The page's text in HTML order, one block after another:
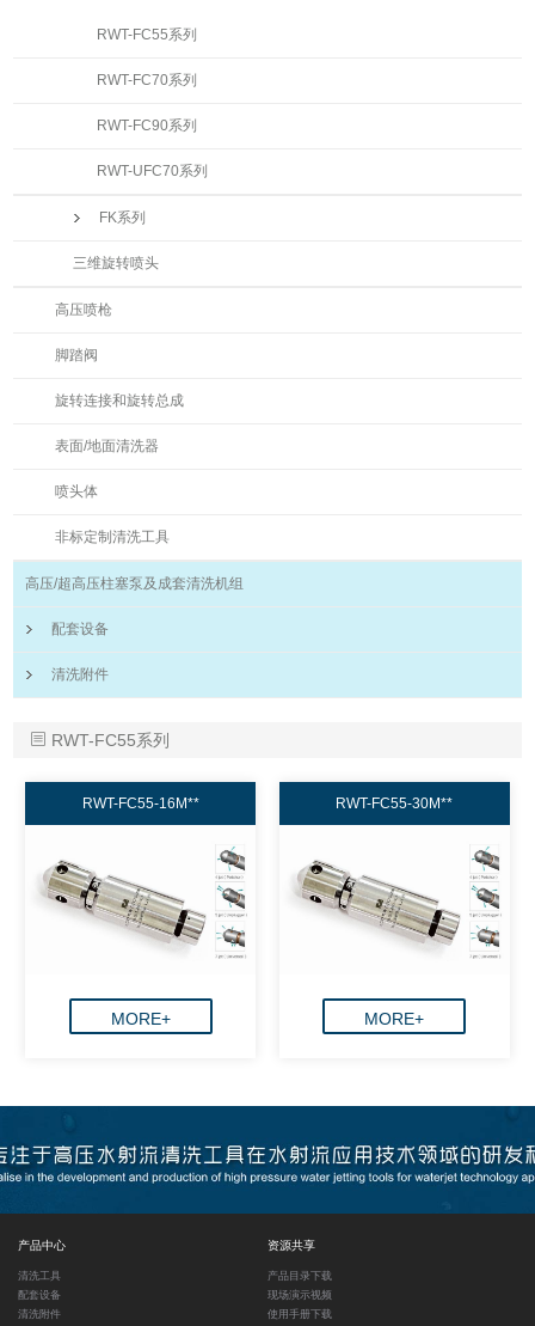
RWT-FC55系列
RWT-FC70系列
RWT-FC90系列
RWT-UFC70系列
FK系列
三维旋转喷头
高压喷枪
脚踏阀
旋转连接和旋转总成
表面/地面清洗器
喷头体
非标定制清洗工具
高压/超高压柱塞泵及成套清洗机组
配套设备
清洗附件
RWT-FC55系列
RWT-FC55-16M**
MORE+
RWT-FC55-30M**
MORE+
产品中心
清洗工具
配套设备
清洗附件
资源共享
产品目录下载
现场演示视频
使用手册下载